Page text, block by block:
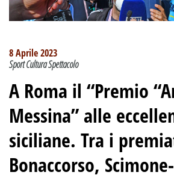
8 Aprile 2023
Sport Cultura Spettacolo
A Roma il “Premio
Messina” alle
siciliane. Tra i
Bonaccorso,